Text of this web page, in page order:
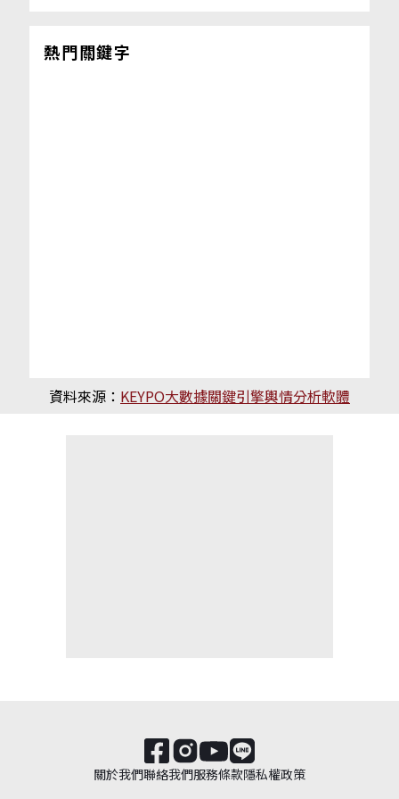
熱門關鍵字
資料來源： KEYPO大數據關鍵引擎輿情分析軟體
關於我們聯絡我們服務條款隱私權政策